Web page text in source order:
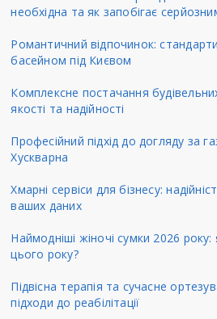
необхідна та як запобігає
Романтичний відпочинок:
басейном під Києвом
Комплексне постачання
якості та надійності
Професійний підхід до догляду за
Хускварна
Хмарні сервіси для бізнесу:
ваших даних
Наймодніші жіночі сумки 2026 року:
цього року?
Підвісна терапія та сучасне
підходи до реабілітації